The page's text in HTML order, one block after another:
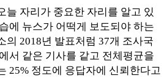
늘 자리가 중요한 자리를 알고 있
에 뉴스가 어떡게 보도되야 하는
의 2018년 발표처럼 37개 조사국
서 같은 기사를 같고 전체평균을
25% 정도에 응답자에 신뢰한다고